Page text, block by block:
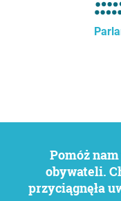
Pomóż nam wzmocnić uczestnictwo
obywateli.
przyciągnęła